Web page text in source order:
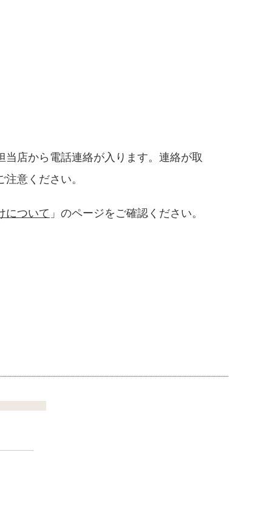
店から電話連絡が入ります。連絡が取
意ください。
について 」のページをご確認ください。